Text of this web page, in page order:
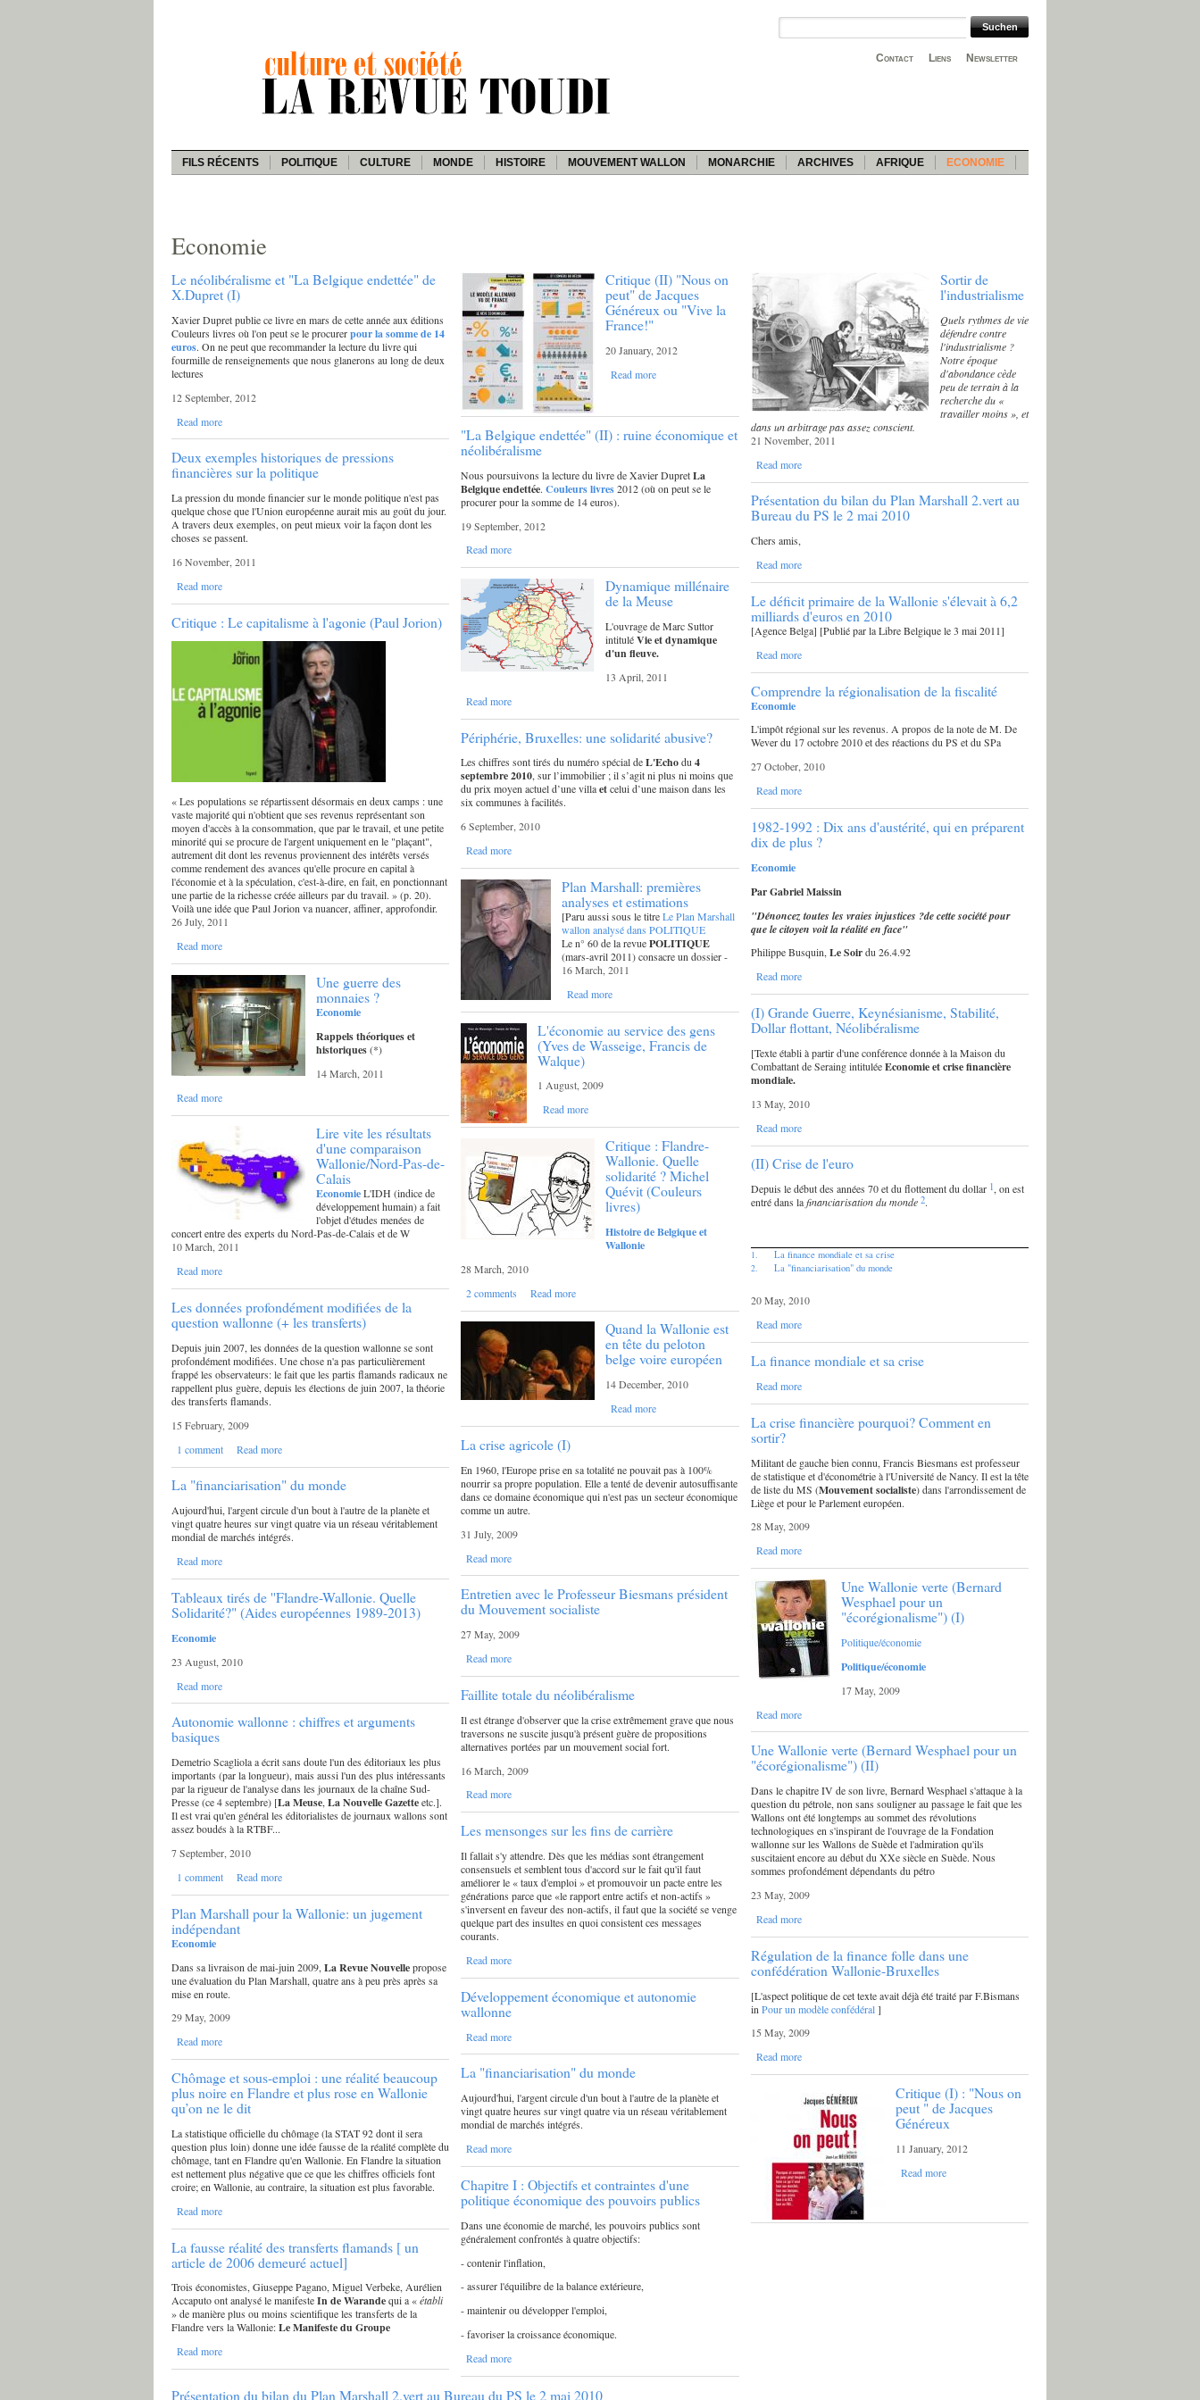
Newsletter
Liens
Contact
FILS RÉCENTS POLITIQUE CULTURE MONDE HISTOIRE MOUVEMENT WALLON MONARCHIE ARCHIVES AFRIQUE ECONOMIE
Economie
Le néolibéralisme et "La Belgique endettée" de
X.Dupret (I)
Xavier Dupret publie ce livre en mars de cette année aux éditions
Couleurs livres où l'on peut se le procurerpour la somme de 14
euros. On ne peut que recommander la lecture du livre qui
fourmille de renseignements que nous glanerons au long de deux
lectures
12 September, 2012
Read more
Deux exemples historiques de pressions
financières sur la politique
La pression du monde financier sur le monde politique n'est pas
quelque chose que l'Union européenne aurait mis au goût du jour.
A travers deux exemples, on peut mieux voir la façon dont les
choses se passent.
16 November, 2011
Read more
Critique : Le capitalisme à l'agonie (Paul Jorion)
« Les populations se répartissent désormais en deux camps : une
vaste majorité qui n'obtient que ses revenus représentant son
moyen d'accès à la consommation, que par le travail, et une petite
minorité qui se procure de l'argent uniquement en le "plaçant",
autrement dit dont les revenus proviennent des intérêts versés
comme rendement des avances qu'elle procure en capital à
l'économie et à la spéculation, c'est-à-dire, en fait, en ponctionnant
une partie de la richesse créée ailleurs par du travail. » (p. 20).
Voilà une idée que Paul Jorion va nuancer, affiner, approfondir.
26 July, 2011
Read more
Une guerre des
monnaies ?
Economie
Rappels théoriques et
historiques(*)
14 March, 2011
Read more
Lire vite les résultats
d'une comparaison
Wallonie/Nord-Pas-de-
Calais
EconomieL'IDH (indice de
développement humain) a fait
l'objet d'études menées de
concert entre des experts du Nord-Pas-de-Calais et de W
10 March, 2011
Read more
Les données profondément modifiées de la
question wallonne (+ les transferts)
Depuis juin 2007, les données de la question wallonne se sont
profondément modifiées. Une chose n'a pas particulièrement
frappé les observateurs: le fait que les partis flamands radicaux ne
rappellent plus guère, depuis les élections de juin 2007, la théorie
des transferts flamands.
15 February, 2009
1 comment
Read more
La "financiarisation" du monde
Aujourd'hui, l'argent circule d'un bout à l'autre de la planète et
vingt quatre heures sur vingt quatre via un réseau véritablement
mondial de marchés intégrés.
Read more
Tableaux tirés de ''Flandre-Wallonie. Quelle
Solidarité?" (Aides européennes 1989-2013)
Economie
23 August, 2010
Read more
Autonomie wallonne : chiffres et arguments
basiques
Demetrio Scagliola a écrit sans doute l'un des éditoriaux les plus
importants (par la longueur), mais aussi l'un des plus intéressants
par la rigueur de l'analyse dans les journaux de la chaîne Sud-
Presse (ce 4 septembre) [La Meuse, La Nouvelle Gazetteetc.].
Il est vrai qu'en général les éditorialistes de journaux wallons sont
assez boudés à la RTBF...
7 September, 2010
1 comment
Read more
Plan Marshall pour la Wallonie: un jugement
indépendant
Economie
Dans sa livraison de mai-juin 2009, La Revue Nouvellepropose
une évaluation du Plan Marshall, quatre ans à peu près après sa
mise en route.
29 May, 2009
Read more
Chômage et sous-emploi : une réalité beaucoup
plus noire en Flandre et plus rose en Wallonie
qu’on ne le dit
La statistique officielle du chômage (la STAT 92 dont il sera
question plus loin) donne une idée fausse de la réalité complète du
chômage, tant en Flandre qu'en Wallonie. En Flandre la situation
est nettement plus négative que ce que les chiffres officiels font
croire; en Wallonie, au contraire, la situation est plus favorable.
Read more
La fausse réalité des transferts flamands [ un
article de 2006 demeuré actuel]
Trois économistes, Giuseppe Pagano, Miguel Verbeke, Aurélien
Accaputo ont analysé le manifesteIn de Warandequi a «établi
» de manière plus ou moins scientifique les transferts de la
Flandre vers la Wallonie:Le Manifeste du Groupe
Read more
Critique (II) "Nous on
peut" de Jacques
Généreux ou "Vive la
France!"
20 January, 2012
Read more
"La Belgique endettée" (II) : ruine économique et
néolibéralisme
Nous poursuivons la lecture du livre de Xavier DupretLa
Belgique endettée.Couleurs livres2012 (où on peut se le
procurer pour la somme de 14 euros).
19 September, 2012
Read more
Dynamique millénaire
de la Meuse
L'ouvrage de Marc Suttor
intituléVie et dynamique
d'un fleuve.
13 April, 2011
Read more
Périphérie, Bruxelles: une solidarité abusive?
Les chiffres sont tirés du numéro spécial deL'Echodu4
septembre 2010, sur l’immobilier ; il s’agit ni plus ni moins que
du prix moyen actuel d’une villaetcelui d’une maison dans les
six communes à facilités.
6 September, 2010
Read more
Plan Marshall: premières
analyses et estimations
[Paru aussi sous le titreLe Plan Marshall
wallon analysé dans POLITIQUE
Le n° 60 de la revuePOLITIQUE
(mars-avril 2011) consacre un dossier -
16 March, 2011
Read more
L'économie au service des gens
(Yves de Wasseige, Francis de
Walque)
1 August, 2009
Read more
Critique : Flandre-
Wallonie. Quelle
solidarité ? Michel
Quévit (Couleurs
livres)
Histoire de Belgique et
Wallonie
28 March, 2010
2 comments
Read more
Quand la Wallonie est
en tête du peloton
belge voire européen
14 December, 2010
Read more
La crise agricole (I)
En 1960, l'Europe prise en sa totalité ne pouvait pas à 100%
nourrir sa propre population. Elle a tenté de devenir autosuffisante
dans ce domaine économique qui n'est pas un secteur économique
comme un autre.
31 July, 2009
Read more
Entretien avec le Professeur Biesmans président
du Mouvement socialiste
27 May, 2009
Read more
Faillite totale du néolibéralisme
Il est étrange d'observer que la crise extrêmement grave que nous
traversons ne suscite jusqu'à présent guère de propositions
alternatives portées par un mouvement social fort.
16 March, 2009
Read more
Les mensonges sur les fins de carrière
Il fallait s'y attendre. Dès que les médias sont étrangement
consensuels et semblent tous d'accord sur le fait qu'il faut
améliorer le « taux d'emploi » et promouvoir un pacte entre les
générations parce que «le rapport entre actifs et non-actifs »
s'inversent en faveur des non-actifs, il faut que la société se venge
quelque part des insultes en quoi consistent ces messages
courants.
Read more
Développement économique et autonomie
wallonne
Read more
La "financiarisation" du monde
Aujourd'hui, l'argent circule d'un bout à l'autre de la planète et
vingt quatre heures sur vingt quatre via un réseau véritablement
mondial de marchés intégrés.
Read more
Chapitre I : Objectifs et contraintes d'une
politique économique des pouvoirs publics
Dans une économie de marché, les pouvoirs publics sont
généralement confrontés à quatre objectifs:
- contenir l'inflation,
- assurer l'équilibre de la balance extérieure,
- maintenir ou développer l'emploi,
- favoriser la croissance économique.
Read more
Sortir de
l'industrialisme
Quels rythmes de vie
défendre contre
l'industrialisme ?
Notre époque
d'abondance cède
peu de terrain à la
recherche du «
travailler moins », et
dans un arbitrage pas assez conscient.
21 November, 2011
Read more
Présentation du bilan du Plan Marshall 2.vert au
Bureau du PS le 2 mai 2010
Chers amis,
Read more
Le déficit primaire de la Wallonie s'élevait à 6,2
milliards d'euros en 2010
[Agence Belga] [Publié par la Libre Belgique le 3 mai 2011]
Read more
Comprendre la régionalisation de la fiscalité
Economie
L'impôt régional sur les revenus. A propos de la note de M. De
Wever du 17 octobre 2010 et des réactions du PS et du SPa
27 October, 2010
Read more
1982-1992 : Dix ans d'austérité, qui en préparent
dix de plus ?
Economie
Par Gabriel Maissin
"Dénoncez toutes les vraies injustices ?de cette société pour
que le citoyen voit la réalité en face"
Philippe Busquin,Le Soirdu 26.4.92
Read more
(I) Grande Guerre, Keynésianisme, Stabilité,
Dollar flottant, Néolibéralisme
[Texte établi à partir d'une conférence donnée à la Maison du
Combattant de Seraing intituléeEconomie et crise financière
mondiale.
13 May, 2010
Read more
(II) Crise de l'euro
Depuis le début des années 70 et du flottement du dollar 1, on est
entré dans lafinanciarisation du monde 2.
1. La finance mondiale et sa crise
2. La "financiarisation" du monde
20 May, 2010
Read more
La finance mondiale et sa crise
Read more
La crise financière pourquoi? Comment en
sortir?
Militant de gauche bien connu, Francis Biesmans est professeur
de statistique et d'économétrie à l'Université de Nancy. Il est la tête
de liste du MS (Mouvement socialiste) dans l'arrondissement de
Liège et pour le Parlement européen.
28 May, 2009
Read more
Une Wallonie verte (Bernard
Wesphael pour un
"écorégionalisme") (I)
Politique/économie
Politique/économie
17 May, 2009
Read more
Une Wallonie verte (Bernard Wesphael pour un
"écorégionalisme") (II)
Dans le chapitre IV de son livre, Bernard Wesphael s'attaque à la
question du pétrole, non sans souligner au passage le fait que les
Wallons ont été longtemps au sommet des révolutions
technologiques en s'inspirant de l'ouvrage de la Fondation
wallonne sur les Wallons de Suède et l'admiration qu'ils
suscitaient encore au début du XXe siècle en Suède. Nous
sommes profondément dépendants du pétro
23 May, 2009
Read more
Régulation de la finance folle dans une
confédération Wallonie-Bruxelles
[L'aspect politique de cet texte avait déjà été traité par F.Bismans
in Pour un modèle confédéral]
15 May, 2009
Read more
Critique (I) : "Nous on
peut " de Jacques
Généreux
11 January, 2012
Read more
Présentation du bilan du Plan Marshall 2.vert au Bureau du PS le 2 mai 2010